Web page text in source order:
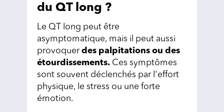
du QT long ?
Le QT long peut être
asymptomatique, mais il peut aussi
provoquerdes palpitations ou des
étourdissements. Ces symptômes
sont souvent déclenchés par l'effort
physique, le stress ou une forte
émotion.